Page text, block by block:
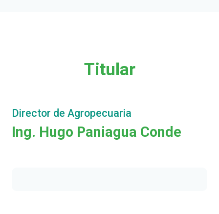
Titular
Director de Agropecuaria
Ing. Hugo Paniagua Conde